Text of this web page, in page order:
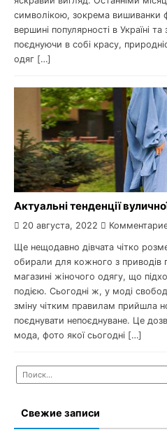
символікою, зокрема вишиванки
вершині популярності в Україні
поєднуючи в собі красу,
одяг […]
Актуальні тенденції
20 августа, 2022
Ще нещодавно дівчата чітко
обирали для кожного з приводів
магазині жіночого одягу, що
подією. Сьогодні ж, у моді
зміну чітким правилам прийшла
поєднувати непоєднуване. Це
мода, фото якої сьогодні […]
Найти:
Свежие записи